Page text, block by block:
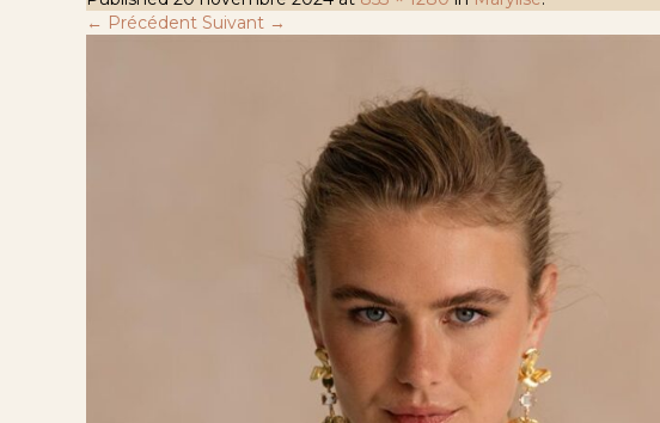
← Précédent Suivant →